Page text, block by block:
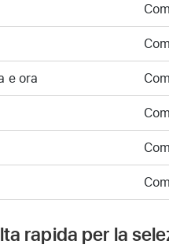
e ora
rapida per la